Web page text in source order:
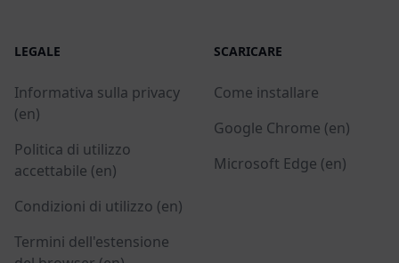
LEGALE
Informativa sulla privacy
(en)
Politica di utilizzo
accettabile (en)
Condizioni di utilizzo (en)
Termini dell'estensione
SCARICARE
Come installare
Google Chrome (en)
Microsoft Edge (en)